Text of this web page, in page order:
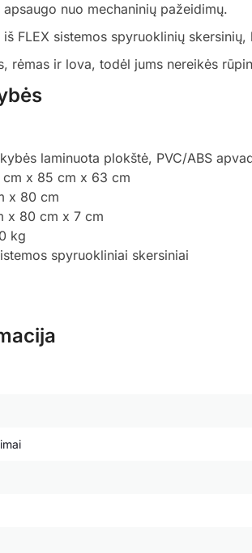
nuo mechaninių pažeidimų.
FLEX sistemos spyruoklinių
rėmas ir lova, todėl jums nereikės
laminuota plokštė, PVC/ABS
cm x 85 cm x 63 cm
x 80 cm
x 80 cm x 7 cm
kg
spyruokliniai skersiniai